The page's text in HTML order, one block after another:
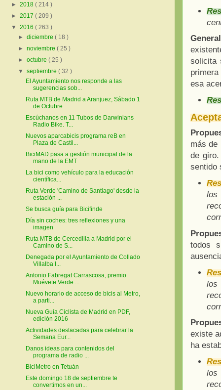
solicita
esa
más de
de
sentido
los
todos
los
existe
ha
los
► 2018 ( 214 )
► 2017 ( 209 )
▼ 2016 ( 263 )
►diciembre( 18 )
►noviembre( 25 )
►octubre( 25 )
▼septiembre( 32 )
El Ayuntamiento nos responde a las
sugerencias sob...
Ruta MTB de Madrid a Aranjuez, Sábado 1
de Octubre...
Escúchanos en 11 Tubos de Darwinians
Radio Bike. T...
Nuevos aparcabicis programa reB en
Plaza de Castil...
BiciMAD pasa a gestión municipal de la
mano de la EMT
La bici como vehículo para la educación
científica...
Ruta Verde 'Camino de Santiago' desde la
estación ...
Se busca guía para Bicifinde
Día sin coches: tres reflexiones y una
imagen
Ruta MTB de Cercedilla a Madrid por el
Camino de S...
Denegada por el Ayuntamiento de Collado
Villalba l...
Antonio Fabregat Carrascosa, premio
Muévete Verde ...
Nuevo horario de acceso de bicis al Metro,
a parti...
Nueva Guía Ciclista de Madrid en PDF,
edición 2016
Actividades destacadas para celebrar la
Semana Eur...
Danos ideas para contenidos del
programa de radio ...
BiciMetro en Tetuán
Este domingo 18 de septiembre te
convertimos en un...